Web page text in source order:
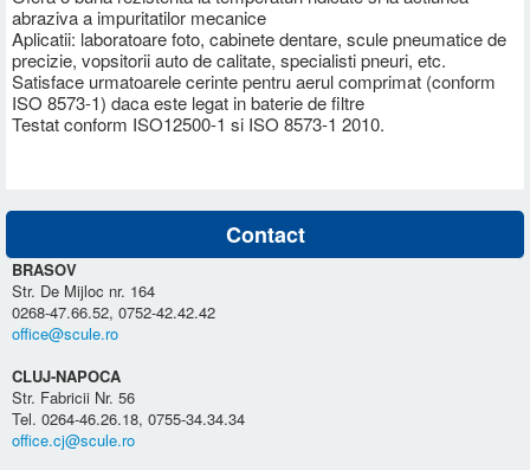
abraziva a impuritatilor mecanice
Aplicatii: laboratoare foto, cabinete dentare, scule pneumatice de
precizie, vopsitorii auto de calitate, specialisti pneuri, etc.
Satisface urmatoarele cerinte pentru aerul comprimat (conform
ISO 8573-1) daca este legat in baterie de filtre
Testat conform ISO12500-1 si ISO 8573-1 2010.
Contact
BRASOV
Str. De Mijloc nr. 164
0268-47.66.52, 0752-42.42.42
office@scule.ro
CLUJ-NAPOCA
Str. Fabricii Nr. 56
Tel. 0264-46.26.18, 0755-34.34.34
office.cj@scule.ro